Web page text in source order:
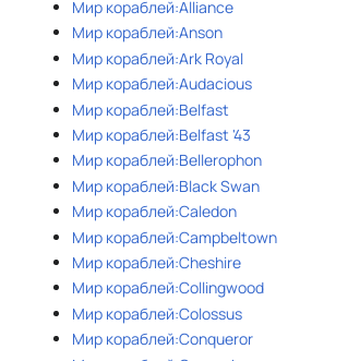
Мир кораблей:Alliance
Мир кораблей:Anson
Мир кораблей:Ark Royal
Мир кораблей:Audacious
Мир кораблей:Belfast
Мир кораблей:Belfast '43
Мир кораблей:Bellerophon
Мир кораблей:Black Swan
Мир кораблей:Caledon
Мир кораблей:Campbeltown
Мир кораблей:Cheshire
Мир кораблей:Collingwood
Мир кораблей:Colossus
Мир кораблей:Conqueror